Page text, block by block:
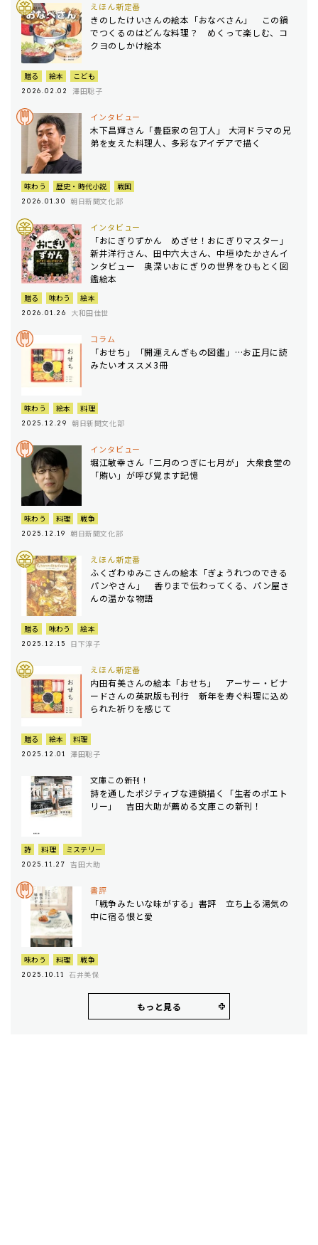
えほん新定番
きのしたけいさんの絵本「おなべさん」 この鍋
でつくるのはどんな料理？ めくって楽しむ、コ
クヨのしかけ絵本
贈る 絵本 こども
2026.02.02 澤田聡子
インタビュー
木下昌輝さん「豊臣家の包丁人」 大河ドラマの兄
弟を支えた料理人、多彩なアイデアで描く
味わう 歴史・時代小説 戦国
2026.01.30 朝日新聞文化部
インタビュー
「おにぎりずかん めざせ！おにぎりマスター」
新井洋行さん、田中六大さん、中垣ゆたかさんイ
ンタビュー 奥深いおにぎりの世界をひもとく図
鑑絵本
贈る 味わう 絵本
2026.01.26 大和田佳世
コラム
「おせち」「開運えんぎもの図鑑」…お正月に読
みたいオススメ3冊
味わう 絵本 料理
2025.12.29 朝日新聞文化部
インタビュー
堀江敏幸さん「二月のつぎに七月が」 大衆食堂の
「賄い」が呼び覚ます記憶
味わう 料理 戦争
2025.12.19 朝日新聞文化部
えほん新定番
ふくざわゆみこさんの絵本「ぎょうれつのできる
パンやさん」 香りまで伝わってくる、パン屋さ
んの温かな物語
贈る 味わう 絵本
2025.12.15 日下淳子
えほん新定番
内田有美さんの絵本「おせち」 アーサー・ビナ
ードさんの英訳版も刊行 新年を寿ぐ料理に込め
られた祈りを感じて
贈る 絵本 料理
2025.12.01 澤田聡子
文庫この新刊！
詩を通したポジティブな連鎖描く「生者のポエト
リー」 吉田大助が薦める文庫この新刊！
詩 料理 ミステリー
2025.11.27 吉田大助
書評
「戦争みたいな味がする」書評 立ち上る湯気の
中に宿る恨と愛
味わう 料理 戦争
2025.10.11 石井美保
もっと見る